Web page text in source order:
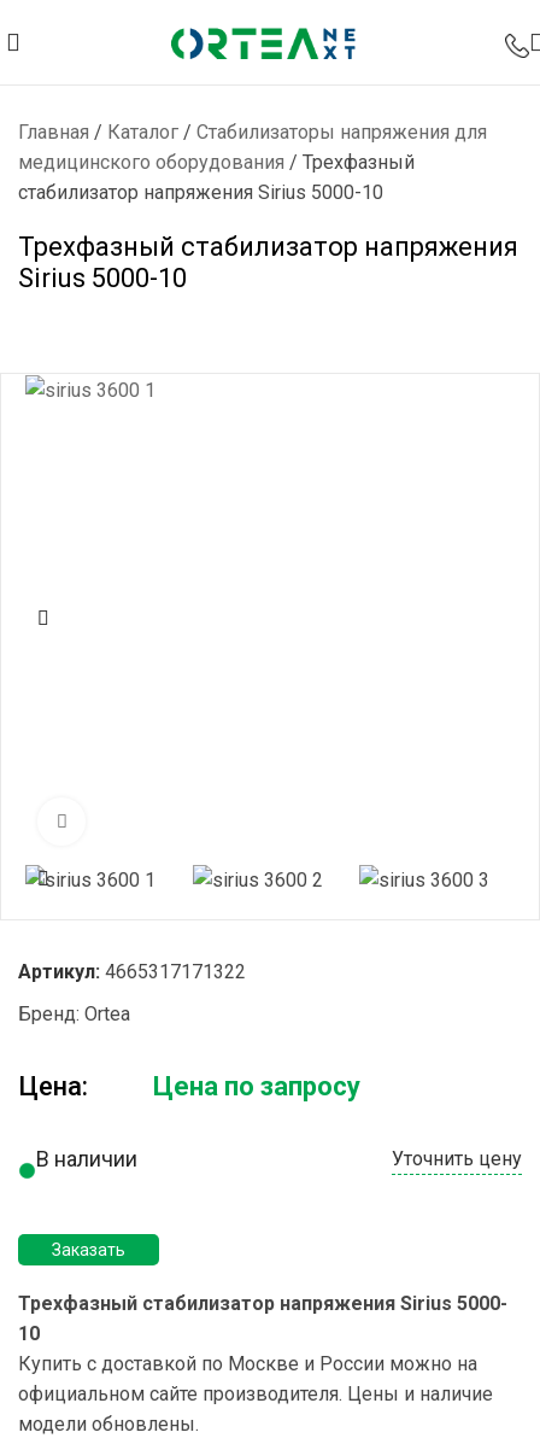
Главная / Каталог / Стабилизаторы напряжения для
медицинского оборудования / Трехфазный
стабилизатор напряжения Sirius 5000-10
Трехфазный стабилизатор напряжения
Sirius 5000-10
Артикул: 4665317171322
Бренд: Ortea
Цена: Цена по запросу
В наличии Уточнить цену
Заказать
Трехфазный стабилизатор напряжения Sirius 5000-
10
Купить с доставкой по Москве и России можно на
официальном сайте производителя. Цены и наличие
модели обновлены.